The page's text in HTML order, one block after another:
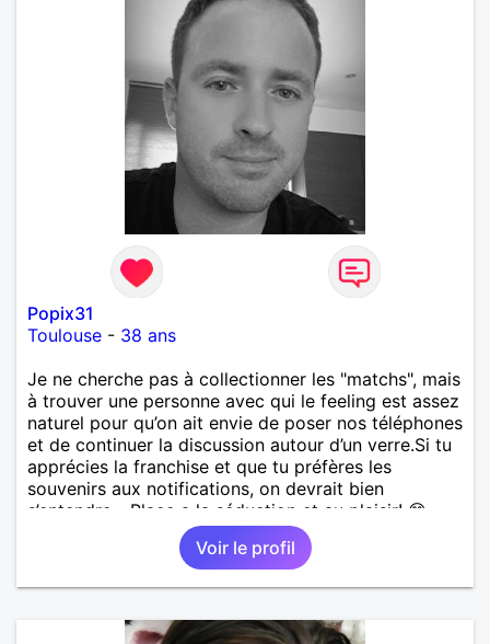
naturelle. J’admire leur force tranquille, leur capacité
à aimer avec sincérité, et ce charme que seule la
maturité sait donner. Je cherche une relation basée
sur la complicité, le respect et la vraie connexion,
sans faux-semblants.
Popix31
Toulouse - 38 ans
​Je ne cherche pas à collectionner les "matchs", mais
à trouver une personne avec qui le feeling est assez
naturel pour qu’on ait envie de poser nos téléphones
et de continuer la discussion autour d’un verre. ​Si tu
apprécies la franchise et que tu préfères les
souvenirs aux notifications, on devrait bien
s’entendre... Place a la séduction et au plaisir! 😊
Voir le profil